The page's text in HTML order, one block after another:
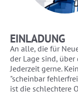
EINLADUNG
An alle, die für
der Lage sind,
Jederzeit gerne.
"scheinbar
ist die schlechtere